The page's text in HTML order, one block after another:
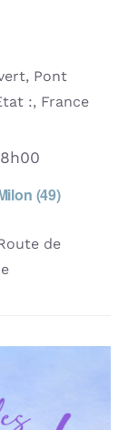
Pont
:, France
(49)
de